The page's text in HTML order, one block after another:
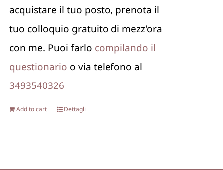
acquistare il tuo posto, prenota il
tuo colloquio gratuito di mezz'ora
con me. Puoi farlo compilando il
questionario o via telefono al
3493540326
Add to cart Dettagli